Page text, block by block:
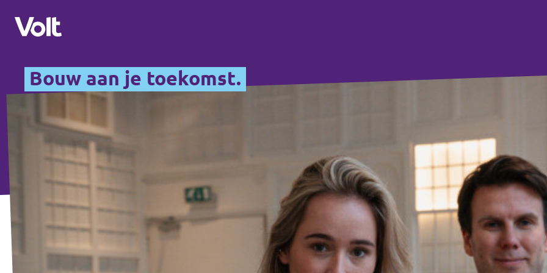
Kies een taal
Nederlands
Volt afdelingen dichtbij
Volt Nederland
Volt Noord-Holland
Standpunten
Over Volt
Bouw aan je toekomst.